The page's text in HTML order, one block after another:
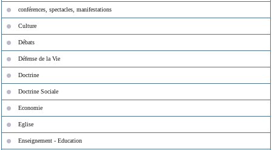
conférences, spectacles, manifestations
Culture
Débats
Défense de la Vie
Doctrine
Doctrine Sociale
Economie
Eglise
Enseignement - Education